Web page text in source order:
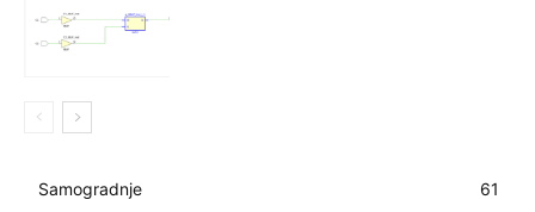
Samogradnje
61